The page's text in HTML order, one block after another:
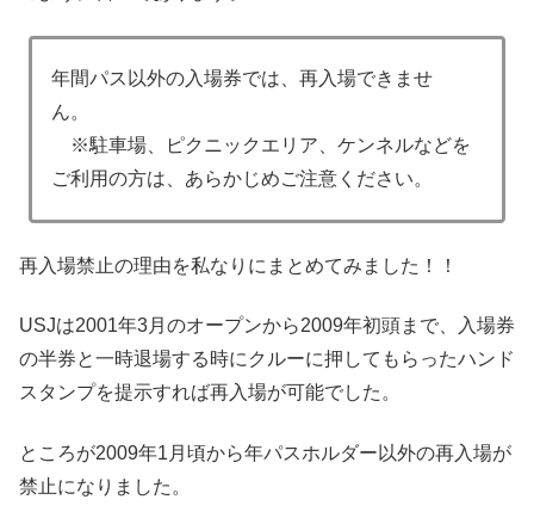
年間パス以外の入場券では、再入場できませ
ん。
※駐車場、ピクニックエリア、ケンネルなどを
ご利用の方は、あらかじめご注意ください。
再入場禁止の理由を私なりにまとめてみました！！
USJは2001年3月のオープンから2009年初頭まで、入場券
の半券と一時退場する時にクルーに押してもらったハンド
スタンプを提示すれば再入場が可能でした。
ところが2009年1月頃から年パスホルダー以外の再入場が
禁止になりました。